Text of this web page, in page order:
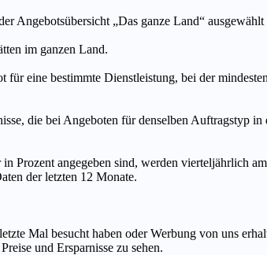
Angebotsübersicht „Das ganze Land“ ausgewählt
im ganzen Land.
eine bestimmte Dienstleistung, bei der
die bei Angeboten für denselben Auftragstyp in
Prozent angegeben sind, werden vierteljährlich
der letzten 12 Monate.
Mal besucht haben oder Werbung von uns
und Ersparnisse zu sehen.